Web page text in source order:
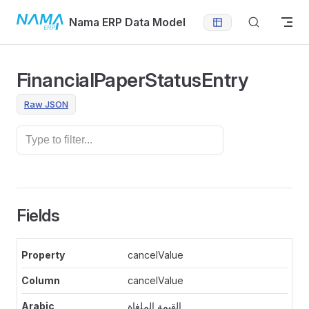
Skip to contentNama ERP Data Model
FinancialPaperStatusEntry
Raw JSON
Fields
cancelValue
cancelValue
القيمة الملغاة